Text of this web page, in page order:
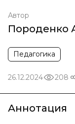
Автор
Породенко
Педагогика
26.12.2024 208
Аннотация